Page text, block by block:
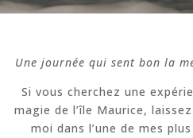
Une journée qui sent bon la
Si vous cherchez une
magie de l’île Maurice,
moi dans l’une de mes